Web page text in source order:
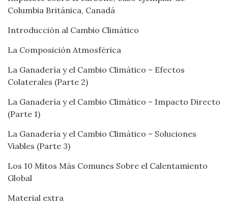
Columbia Británica, Canadá
Introducción al Cambio Climático
La Composición Atmosférica
La Ganadería y el Cambio Climático – Efectos
Colaterales (Parte 2)
La Ganadería y el Cambio Climático – Impacto Directo
(Parte 1)
La Ganadería y el Cambio Climático – Soluciones
Viables (Parte 3)
Los 10 Mitos Más Comunes Sobre el Calentamiento
Global
Material extra